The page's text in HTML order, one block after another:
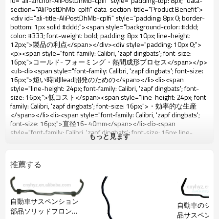
もっと見ます
推薦する
自動車サスペンション
部品ソリッドフロント
自動車のシ
品サスペン